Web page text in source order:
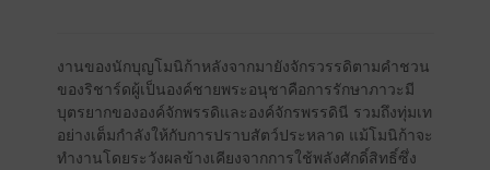
งานของนักบุญโมนิก้าหลังจากมายังจักรวรรดิตามคำชวน
ของริชาร์ดผู้เป็นองค์ชายพระอนุชาคือการรักษาภาวะมี
บุตรยากขององค์จักพรรดิและองค์จักรพรรดินี รวมถึงทุ่มเท
อย่างเต็มกำลังให้กับการปราบสัตว์ประหลาด แม้โมนิก้าจะ
ทำงานโดยระวังผลข้างเคียงจากการใช้พลังศักดิ์สิทธิ์ซึ่ง